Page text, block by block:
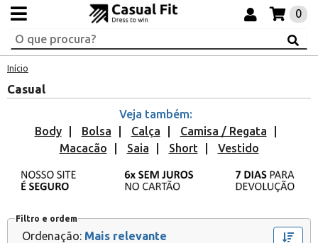
0
Início
Casual
Veja também:
Body
Bolsa Calça
Camisa / Regata
Macacão
Saia Short Vestido
Filtro e ordem
Ordenação: Mais relevante